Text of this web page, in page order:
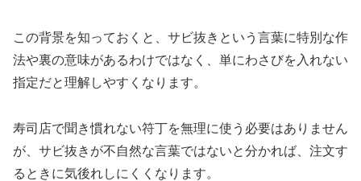
この背景を知っておくと、サビ抜きという言葉に特別な作
法や裏の意味があるわけではなく、単にわさびを入れない
指定だと理解しやすくなります。
寿司店で聞き慣れない符丁を無理に使う必要はありません
が、サビ抜きが不自然な言葉ではないと分かれば、注文す
るときに気後れしにくくなります。